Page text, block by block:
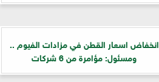
انخفاض اسعار القطن في مزادات الفيوم ..
ومسئول: مؤامرة من 6 شركات